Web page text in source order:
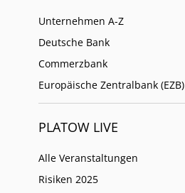
Unternehmen A-Z
Deutsche Bank
Commerzbank
Europäische Zentralbank (EZB)
PLATOW LIVE
Alle Veranstaltungen
Risiken 2025